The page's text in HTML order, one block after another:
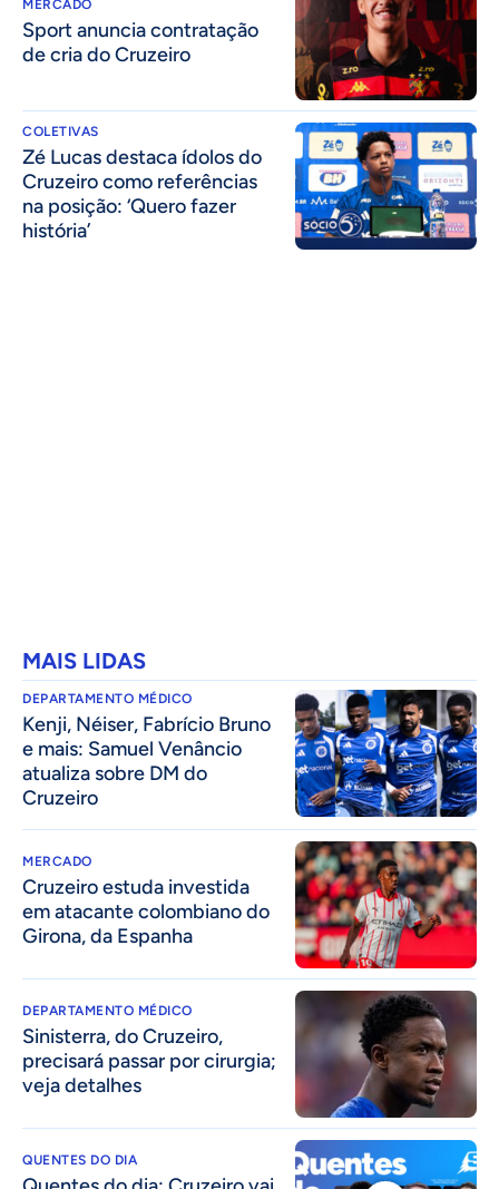
MERCADO
Sport anuncia contratação
de cria do Cruzeiro
COLETIVAS
Zé Lucas destaca ídolos do
Cruzeiro como referências
na posição: ‘Quero fazer
história’
MAIS LIDAS
DEPARTAMENTO MÉDICO
Kenji, Néiser, Fabrício Bruno
e mais: Samuel Venâncio
atualiza sobre DM do
Cruzeiro
MERCADO
Cruzeiro estuda investida
em atacante colombiano do
Girona, da Espanha
DEPARTAMENTO MÉDICO
Sinisterra, do Cruzeiro,
precisará passar por cirurgia;
veja detalhes
QUENTES DO DIA